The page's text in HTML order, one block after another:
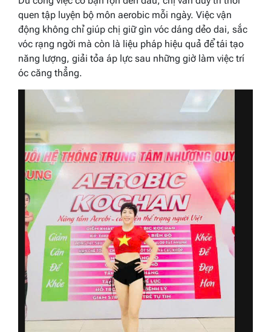
quen tập luyện bộ môn aerobic mỗi ngày. Việc vận
động không chỉ giúp chị giữ gìn vóc dáng dẻo dai, sắc
vóc rạng ngời mà còn là liệu pháp hiệu quả để tái tạo
năng lượng, giải tỏa áp lực sau những giờ làm việc trí
óc căng thẳng.